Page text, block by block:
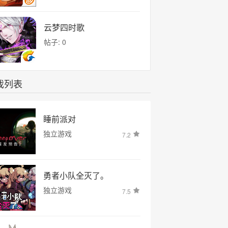
云梦四时歌
帖子: 0
列表
睡前派对
独立游戏 7.2
勇者小队全灭了。
独立游戏 7.5